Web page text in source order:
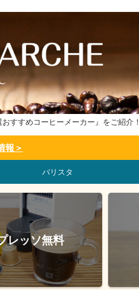
すすめコーヒーメーカー』をご紹介！
報＞
バリスタ
レッソ無料